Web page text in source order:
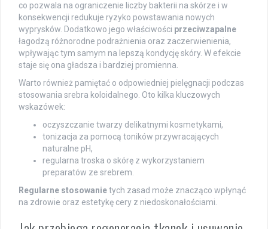
co pozwala na ograniczenie liczby bakterii na skórze i w
konsekwencji redukuje ryzyko powstawania nowych
wyprysków. Dodatkowo jego właściwości przeciwzapalne
łagodzą różnorodne podrażnienia oraz zaczerwienienia,
wpływając tym samym na lepszą kondycję skóry. W efekcie
staje się ona gładsza i bardziej promienna.
Warto również pamiętać o odpowiedniej pielęgnacji podczas
stosowania srebra koloidalnego. Oto kilka kluczowych
wskazówek:
oczyszczanie twarzy delikatnymi kosmetykami,
tonizacja za pomocą toników przywracających
naturalne pH,
regularna troska o skórę z wykorzystaniem
preparatów ze srebrem.
Regularne stosowanietych zasad może znacząco wpłynąć
na zdrowie oraz estetykę cery z niedoskonałościami.